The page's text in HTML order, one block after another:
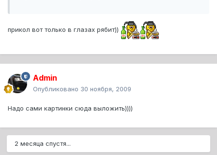
прикол вот только в глазах рябит))
Admin
Опубликовано 30 ноября, 2009
Надо сами картинки сюда выложить))))
2 месяца спустя...